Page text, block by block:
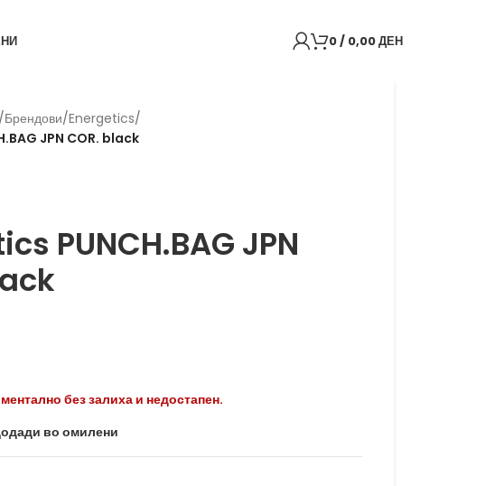
0/ 0,00ДЕН
Брендови/Energetics/
JPN COR. black
PUNCH.BAG JPN
без залиха и недостапен.
во омилени